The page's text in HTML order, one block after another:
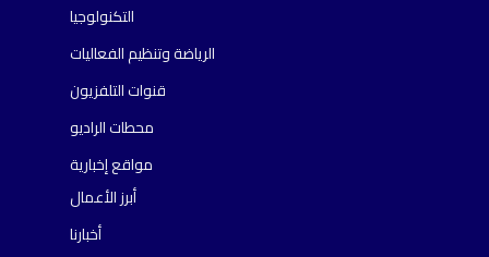
التكنولوجيا
الرياضة وتنظيم الفعاليات
قنوات التلفزيون
محطات الراديو
مواقع إخبارية
أبرز الأعمال
أخبارنا